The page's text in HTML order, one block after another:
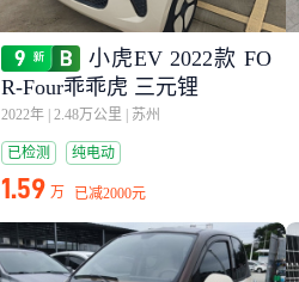
小虎EV 2022款 FO
R-Four乖乖虎 三元锂
2022年 2.48万公里 苏州
已检测 纯电动
1.59 万 已减2000元